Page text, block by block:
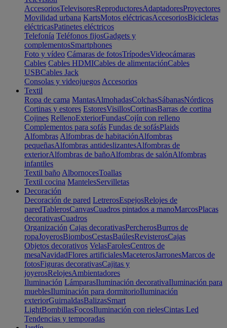
AccesoriosTelevisoresReproductoresAdaptadoresProyectores
Movilidad urbana KartsMotos eléctricasAccesoriosBicicletas
eléctricasPatinetes eléctricos
Telefonía Teléfonos fijosGadgets y
complementosSmartphones
Foto y vídeo Cámaras de fotosTrípodesVideocámaras
Cables Cables HDMICables de alimentaciónCables
USBCables Jack
Consolas y videojuegos Accesorios
Textil
Ropa de cama MantasAlmohadasColchasSábanasNórdicos
Cortinas y estores EstoresVisillosCortinasBarras de cortina
Cojines RellenoExteriorFundasCojín con relleno
Complementos para sofás Fundas de sofásPlaids
Alfombras Alfombras de habitaciónAlfombras
pequeñasAlfombras antideslizantesAlfombras de
exteriorAlfombras de bañoAlfombras de salónAlfombras
infantiles
Textil baño AlbornocesToallas
Textil cocina MantelesServilletas
Decoración
Decoración de pared LetrerosEspejosRelojes de
paredTablerosCanvasCuadros pintados a manoMarcosPlacas
decorativasCuadros
Organización Cajas decorativasPercherosBurros de
ropaJoyerosBiombosCestasBaúlesRevisterosCajas
Objetos decorativos VelasFarolesCentros de
mesaNavidadFlores artificialesMaceterosJarronesMarcos de
fotosFiguras decorativasCajitas y
joyerosRelojesAmbientadores
Iluminación LámparasIluminación decorativaIluminación para
mueblesIluminación para dormitorioIluminación
exteriorGuirnaldasBalizasSmart
LightBombillasFocosIluminación con rielesCintas Led
Tendencias y temporadas